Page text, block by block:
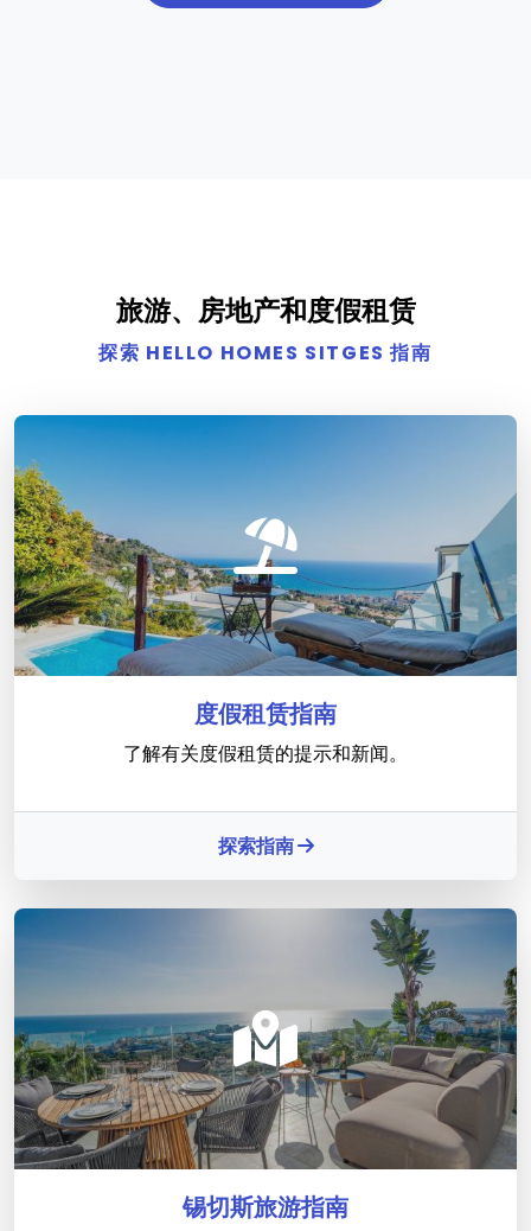
旅游、房地产和度假租赁
探索 HELLO HOMES SITGES 指南
度假租赁指南
了解有关度假租赁的提示和新闻。
探索指南
锡切斯旅游指南